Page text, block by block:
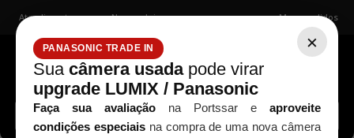
×
PANASONIC TRADE IN
Sua câmera usadapode virar
upgrade LUMIX / Panasonic
Faça sua avaliação na Portssar e aproveite
condições especiaisna compra de uma nova câmera
Atendimento Nossas lojas Meus pedidos
Buscar câmeras, lentes, acessórios...